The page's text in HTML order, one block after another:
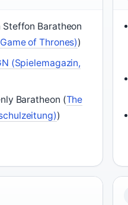
Baratheon
of Thrones))
(Spielemagazin,
Baratheon (The
)